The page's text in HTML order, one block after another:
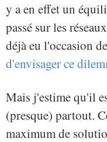
y a en effet un
passé sur les
déjà eu l'occasion
d'envisager ce
Mais j'estime qu'il
(presque) partout.
maximum de